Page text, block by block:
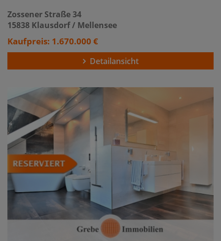
Zossener Straße 34
15838 Klausdorf / Mellensee
Kaufpreis: 1.670.000 €
Detailansicht